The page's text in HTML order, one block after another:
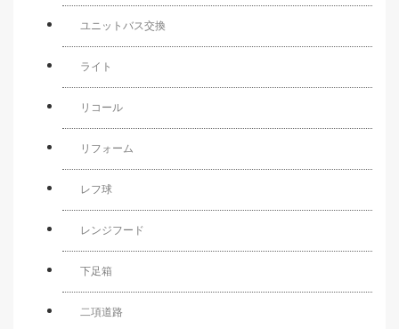
ユニットバス交換
ライト
リコール
リフォーム
レフ球
レンジフード
下足箱
二項道路